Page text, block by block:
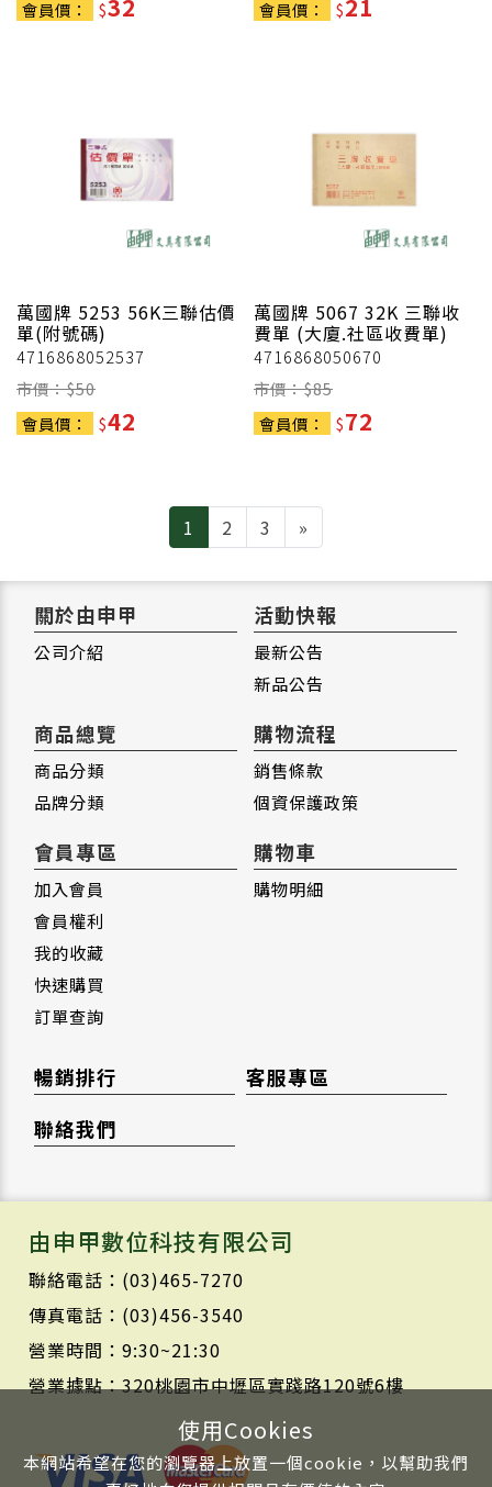
會員價：
$32
會員價：
$21
萬國牌 5253 56K三聯估價
單(附號碼)
4716868052537
市價：$50
會員價：
$42
萬國牌 5067 32K 三聯收
費單 (大廈.社區收費單)
4716868050670
市價：$85
會員價：
$72
1 2 3 »
關於由申甲
公司介紹
活動快報
最新公告
新品公告
商品總覽
商品分類
品牌分類
購物流程
銷售條款
個資保護政策
會員專區
加入會員
會員權利
我的收藏
快速購買
訂單查詢
購物車
購物明細
暢銷排行
客服專區
聯絡我們
由申甲數位科技有限公司
聯絡電話：(03)465-7270
傳真電話：(03)456-3540
營業時間：9:30~21:30
營業據點：320桃園市中壢區實踐路120號6樓
使用Cookies
本網站希望在您的瀏覽器上放置一個cookie，以幫助我們